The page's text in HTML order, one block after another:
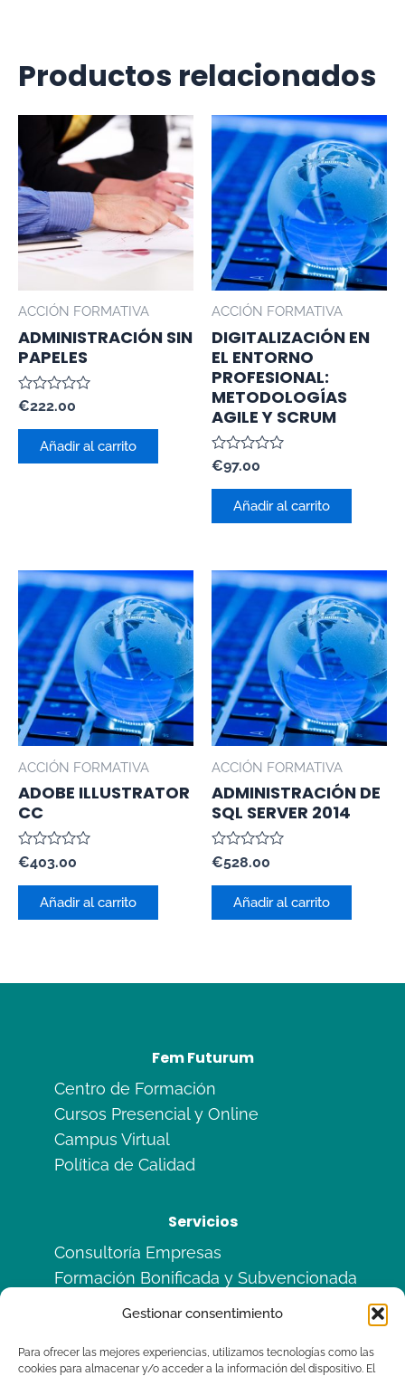
Gestionar consentimiento
Para ofrecer las mejores experiencias, utilizamos tecnologías como las
cookies para almacenar y/o acceder a la información del dispositivo. El
Productos relacionados
ACCIÓN FORMATIVA
ADMINISTRACIÓN SIN
PAPELES
Valorado
0
€222.00
Añadir al carrito
ACCIÓN FORMATIVA
DIGITALIZACIÓN EN
EL ENTORNO
PROFESIONAL:
METODOLOGÍAS
AGILE Y SCRUM
Valorado
con
0
€97.00
Añadir al carrito
ACCIÓN FORMATIVA
ADOBE ILLUSTRATOR
CC
Valorado
con
0
€403.00
Añadir al carrito
ACCIÓN FORMATIVA
ADMINISTRACIÓN DE
SQL SERVER 2014
Valorado
con
0
€528.00
Añadir al carrito
Fem Futurum
Centro de Formación
Cursos Presencial y Online
Campus Virtual
Política de Calidad
Servicios
Consultoría Empresas
Formación Bonificada y Subvencionada